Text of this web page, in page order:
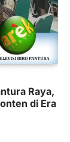
Raya,
di Era